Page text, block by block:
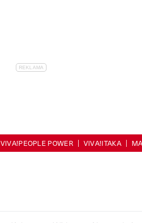
VIVA!PEOPLE POWER VIVA!ITAKA